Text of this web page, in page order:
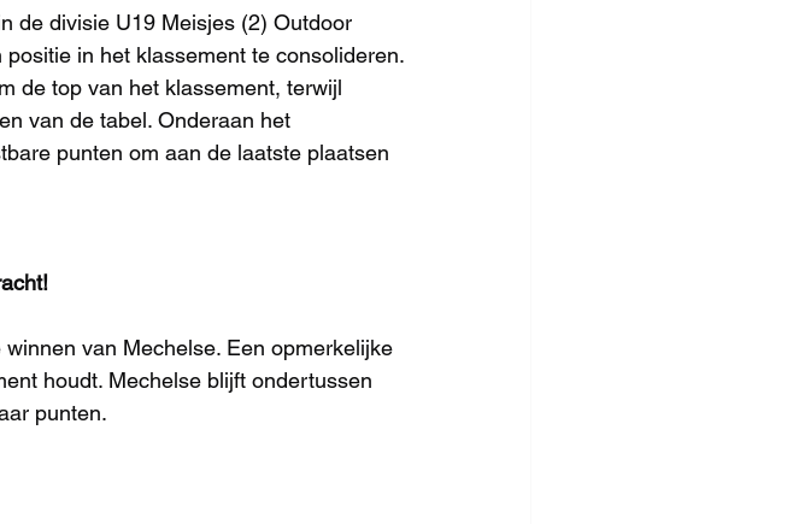
de divisie U19 Meisjes (2) Outdoor
in het klassement te consolideren.
de top van het klassement, terwijl
van de tabel. Onderaan het
punten om aan de laatste plaatsen
van Mechelse. Een opmerkelijke
houdt. Mechelse blijft ondertussen
punten.